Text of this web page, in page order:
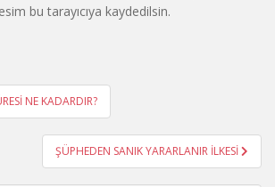
bu tarayıcıya kaydedilsin.
NE KADARDIR?
ŞÜPHEDEN SANIK YARARLANIR İLKESİ